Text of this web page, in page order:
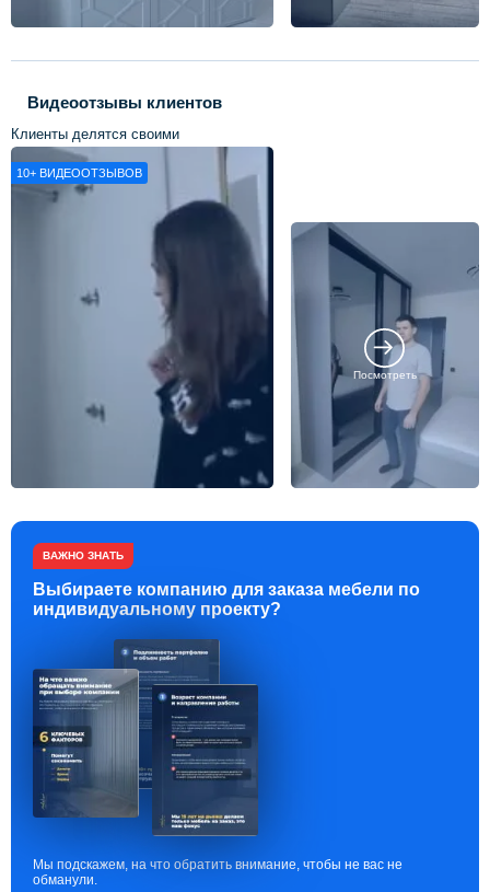
Видеоотзывы клиентов
Клиенты делятся своими
впечатлениями о нашей работе
10+ ВИДЕООТЗЫВОВ
Посмотреть
ВАЖНО ЗНАТЬ
Выбираете компанию для заказа мебели по
индивидуальному проекту?
Мы подскажем, на что обратить внимание, чтобы не вас не
обманули.